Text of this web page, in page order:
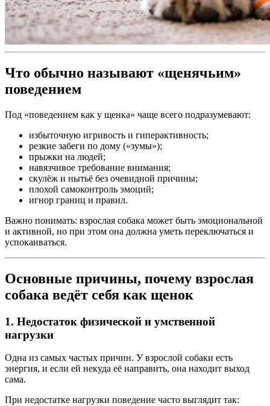
Что обычно называют «щенячьим»
поведением
Под «поведением как у щенка» чаще всего подразумевают:
избыточную игривость и гиперактивность;
резкие забеги по дому («зумы»);
прыжки на людей;
навязчивое требование внимания;
скулёж и нытьё без очевидной причины;
плохой самоконтроль эмоций;
игнор границ и правил.
Важно понимать: взрослая собака может быть эмоциональной
и активной, но при этом она должна уметь переключаться и
успокаиваться.
Основные причины, почему взрослая
собака ведёт себя как щенок
1. Недостаток физической и умственной
нагрузки
Одна из самых частых причин. У взрослой собаки есть
энергия, и если ей некуда её направить, она находит выход
сама.
При недостатке нагрузки поведение часто выглядит так: